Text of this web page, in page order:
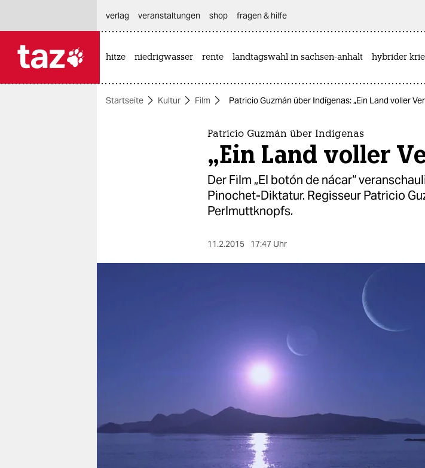
themen
shop
verlag
veranstaltungen shop fragen & hilfe
hitze niedrigwasser rente landtagswahl in sachsen-anhalt hybrider
Startseite Kultur Film Patricio Guzmán über Indígenas: „Ein Land voller
Patricio Guzmán über Indígenas
„Ein Land voller
Der Film „El botón de nácar“
Pinochet-Diktatur. Regisseur Patricio
Perlmuttknopfs.
11.2.2015 17:47 Uhr